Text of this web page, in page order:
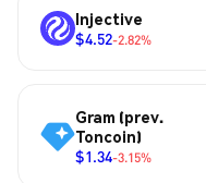
Injective
$4.52-2.82%
Gram (prev.
Toncoin)
$1.34-3.15%